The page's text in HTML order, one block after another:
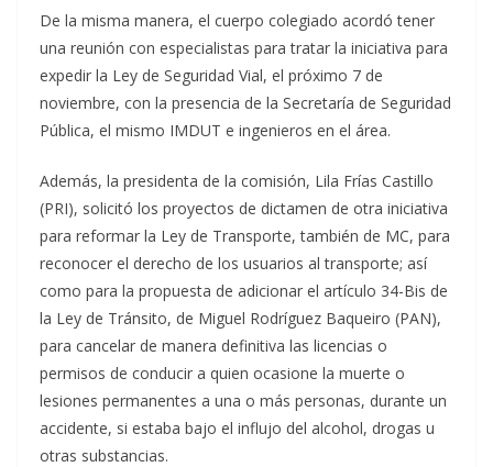
De la misma manera, el cuerpo colegiado acordó tener
una reunión con especialistas para tratar la iniciativa para
expedir la Ley de Seguridad Vial, el próximo 7 de
noviembre, con la presencia de la Secretaría de Seguridad
Pública, el mismo IMDUT e ingenieros en el área.
Además, la presidenta de la comisión, Lila Frías Castillo
(PRI), solicitó los proyectos de dictamen de otra iniciativa
para reformar la Ley de Transporte, también de MC, para
reconocer el derecho de los usuarios al transporte; así
como para la propuesta de adicionar el artículo 34-Bis de
la Ley de Tránsito, de Miguel Rodríguez Baqueiro (PAN),
para cancelar de manera definitiva las licencias o
permisos de conducir a quien ocasione la muerte o
lesiones permanentes a una o más personas, durante un
accidente, si estaba bajo el influjo del alcohol, drogas u
otras substancias.